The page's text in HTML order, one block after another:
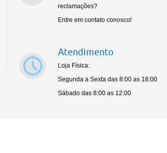
reclamações?
Entre em contato conosco!
Atendimento
Loja Física:
Segunda a Sexta das 8:00 as 18:00
Sábado das 8:00 as 12:00